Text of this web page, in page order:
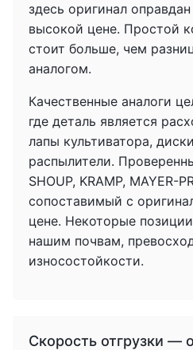
здесь оригинал
высокой цене. Простой
стоит больше, чем
аналогом.
Качественные аналоги
где деталь является
лапы культиватора,
распылители.
SHOUP, KRAMP, MAYER-
сопоставимый с
цене. Некоторые
нашим почвам,
износостойкости.
Скорость отгрузки —